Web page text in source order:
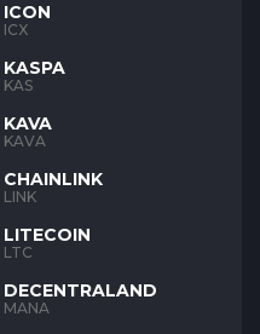
ICON
ICX
KASPA
KAS
KAVA
KAVA
CHAINLINK
LINK
LITECOIN
LTC
DECENTRALAND
MANA